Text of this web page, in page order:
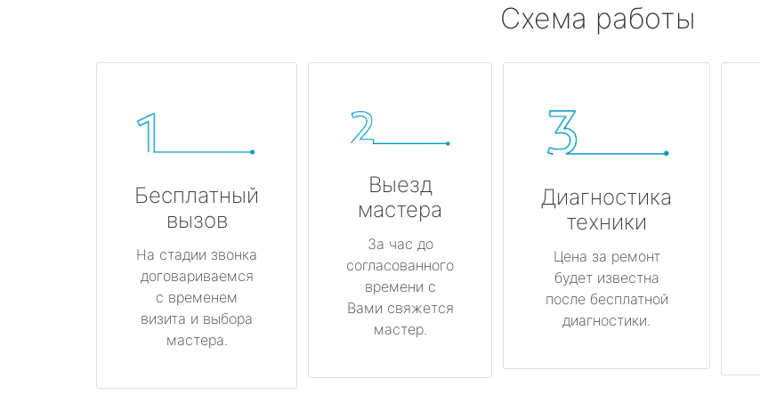
Схема работы
Бесплатный
вызов
На стадии звонка
договариваемся
с временем
визита и выбора
мастера.
Выезд
мастера
За час до
согласованного
времени с
Вами свяжется
мастер.
Диагностика
техники
Цена за ремонт
будет известна
после бесплатной
диагностики.